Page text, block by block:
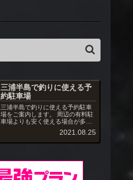
三浦半島で釣りに使える予
約駐車場
三浦半島で釣りに使える予約駐車
場をご案内します。 周辺の有料駐
車場よりも安く使える場合が多
く、また駐車場への出入りも自由
2021.08.25